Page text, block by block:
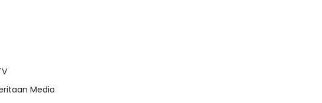
Media